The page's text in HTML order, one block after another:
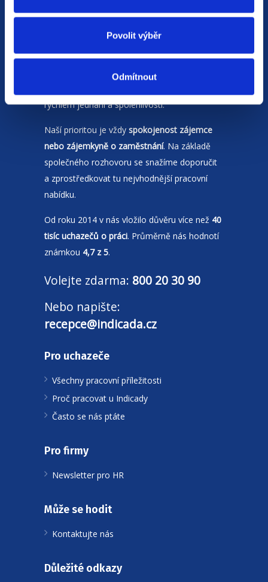
Povolit výběr
Odmítnout
JsmeHR agenturas pobočkami v
Moravskoslezském krajia Polsku. Zakládáme
rychlém jednání a spolehlivosti.
Naší prioritou je vždy spokojenost zájemce
nebo zájemkyně o zaměstnání. Na základě
společného rozhovoru se snažíme doporučit
a zprostředkovat tu nejvhodnější pracovní
nabídku.
Od roku 2014 v nás vložilo důvěru více než 40
tisíc uchazečů o práci. Průměrně nás hodnotí
známkou 4,7 z 5.
Volejte zdarma: 800 20 30 90
Nebo napište:
recepce@indicada.cz
Pro uchazeče
Všechny pracovní příležitosti
Proč pracovat u Indicady
Často se nás ptáte
Pro firmy
Newsletter pro HR
Může se hodit
Kontaktujte nás
Důležité odkazy